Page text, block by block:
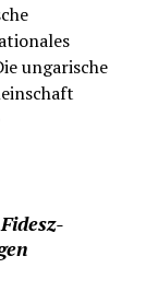
ungarische